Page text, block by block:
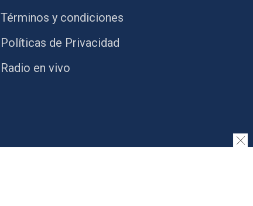
Términos y condiciones
Políticas de Privacidad
Radio en vivo